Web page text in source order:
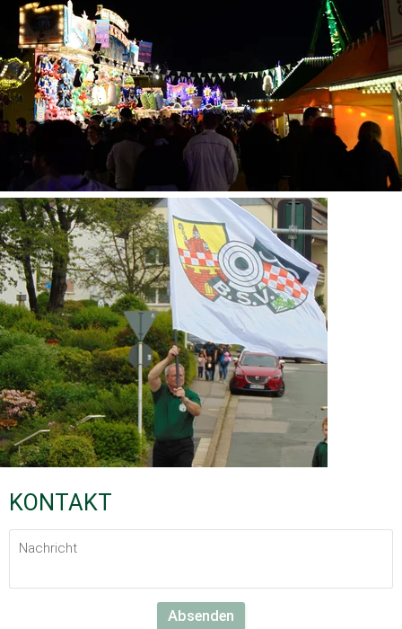
KONTAKT
Absenden